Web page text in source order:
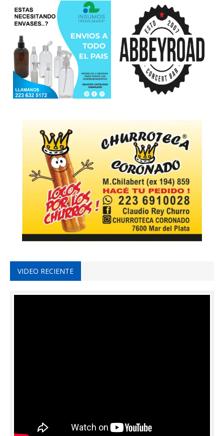
VIDEO RECIENTE